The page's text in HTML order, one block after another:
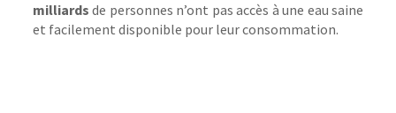
milliards de personnes n’ont pas accès à une eau saine
et facilement disponible pour leur consommation.